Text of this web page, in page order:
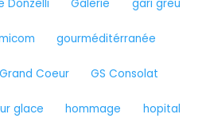
Donzelli Galerie gari greu
gourméditérranée
Grand Coeur GS Consolat
glace hommage hopital